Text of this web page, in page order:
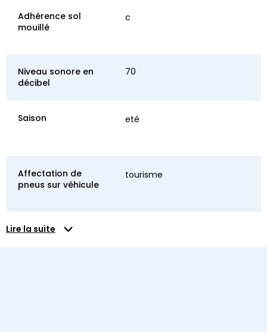
Adhérence sol
mouillé
c
Niveau sonore en
décibel
70
Saison eté
Affectation de
pneus sur véhicule
tourisme
Lire la suite